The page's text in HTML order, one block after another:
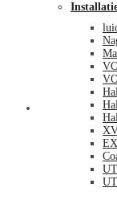
Mijn account